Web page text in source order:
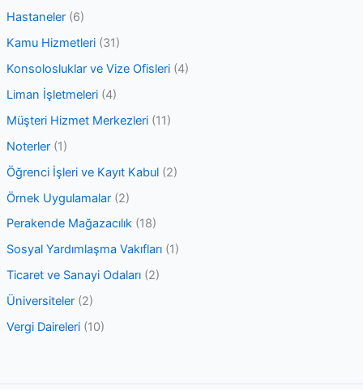
Hastaneler(6)
Kamu Hizmetleri(31)
Konsolosluklar ve Vize Ofisleri(4)
Liman İşletmeleri(4)
Müşteri Hizmet Merkezleri(11)
Noterler(1)
Öğrenci İşleri ve Kayıt Kabul(2)
Örnek Uygulamalar(2)
Perakende Mağazacılık(18)
Sosyal Yardımlaşma Vakıfları(1)
Ticaret ve Sanayi Odaları(2)
Üniversiteler(2)
Vergi Daireleri(10)